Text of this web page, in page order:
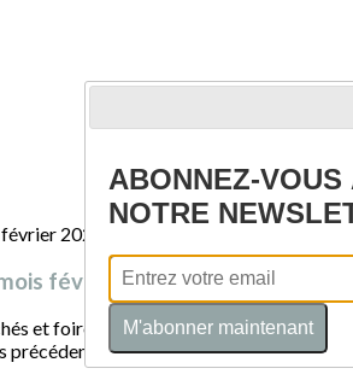
février 2026
et foires démarre, les Céramophiles
précédentes, que ce soit à Saint-Sulpice
ABONNEZ-VOUS
NOTRE
M'abonner maintenant